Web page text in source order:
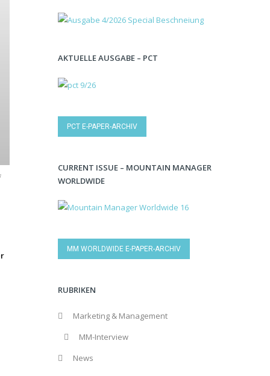
AKTUELLE AUSGABE – PCT
PCT E-PAPER-ARCHIV
CURRENT ISSUE – MOUNTAIN MANAGER
WORLDWIDE
MM WORLDWIDE E-PAPER-ARCHIV
RUBRIKEN
Marketing & Management
MM-Interview
News